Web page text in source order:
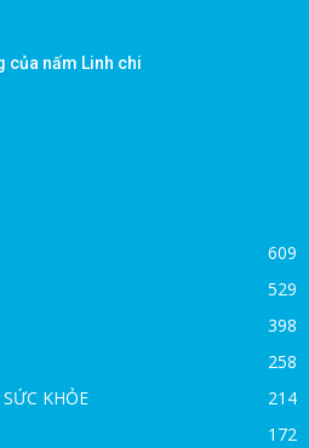
của nấm Linh chi
609
529
398
258
KHỎE
214
172